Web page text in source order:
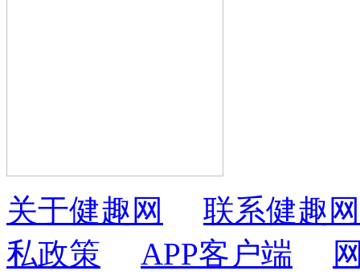
关于健趣网
联系健趣网
私政策
APP客户端